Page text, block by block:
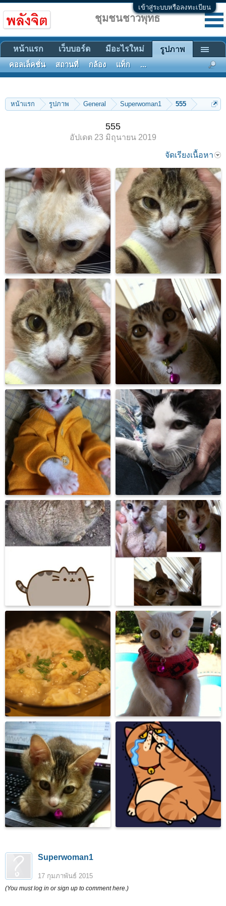
เข้าสู่ระบบหรือลงทะเบียน
หน้าแรก รูปภาพ General Superwoman1 555
555
อัปเดต 23 มิถุนายน 2019
จัดเรียงเนื้อหา
Superwoman1
17 กุมภาพันธ์ 2015
(You must log in or sign up to comment here.)
ชุมชนชาวพุทธ
หน้าแรก เว็บบอร์ด มีอะไรใหม่ รูปภาพ
คอลเล็คชั่น สถานที่ กล้อง แท็ก ...